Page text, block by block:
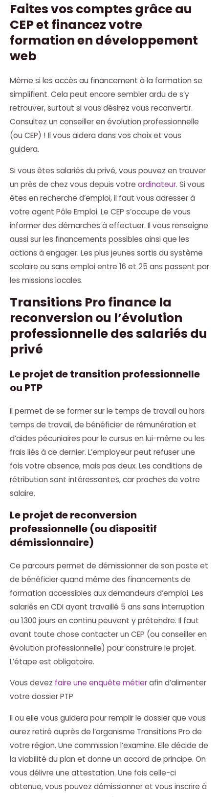
Faites vos comptes grâce au
CEP et financez votre
formation en développement
web
Même si les accès au financement à la formation se
simplifient. Cela peut encore sembler ardu de s’y
retrouver, surtout si vous désirez vous reconvertir.
Consultez un conseiller en évolution professionnelle
(ou CEP) ! Il vous aidera dans vos choix et vous
guidera.
Si vous êtes salariés du privé, vous pouvez en trouver
un près de chez vous depuis votre ordinateur. Si vous
êtes en recherche d’emploi, il faut vous adresser à
votre agent Pôle Emploi. Le CEP s’occupe de vous
informer des démarches à effectuer. Il vous renseigne
aussi sur les financements possibles ainsi que les
actions à engager. Les plus jeunes sortis du système
scolaire ou sans emploi entre 16 et 25 ans passent par
les missions locales.
Transitions Pro finance la
reconversion ou l’évolution
professionnelle des salariés du
privé
Le projet de transition professionnelle
ou PTP
Il permet de se former sur le temps de travail ou hors
temps de travail, de bénéficier de rémunération et
d’aides pécuniaires pour le cursus en lui-même ou les
frais liés à ce dernier. L’employeur peut refuser une
fois votre absence, mais pas deux. Les conditions de
rétribution sont intéressantes, car proches de votre
salaire.
Le projet de reconversion
professionnelle (ou dispositif
démissionnaire)
Ce parcours permet de démissionner de son poste et
de bénéficier quand même des financements de
formation accessibles aux demandeurs d’emploi. Les
salariés en CDI ayant travaillé 5 ans sans interruption
ou 1300 jours en continu peuvent y prétendre. Il faut
avant toute chose contacter un CEP (ou conseiller en
évolution professionnelle) pour construire le projet.
L’étape est obligatoire.
Vous devez faire une enquête métierafin d’alimenter
votre dossier PTP
Il ou elle vous guidera pour remplir le dossier que vous
aurez retiré auprès de l’organisme Transitions Pro de
votre région. Une commission l’examine. Elle décide de
la viabilité du plan et donne un accord de principe. On
vous délivre une attestation. Une fois celle-ci
obtenue, vous pouvez démissionner et vous inscrire à